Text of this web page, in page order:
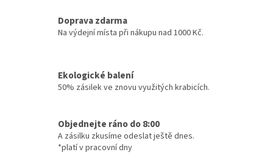
Doprava zdarma
Na výdejní místa při nákupu nad 1000 Kč.
Ekologické balení
50% zásilek ve znovu využitých krabicích.
Objednejte ráno do 8:00
A zásilku zkusíme odeslat ještě dnes.
*platí v pracovní dny